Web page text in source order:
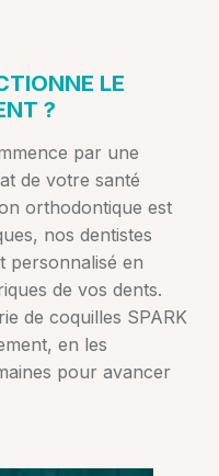
LE
?
par une
de votre santé
orthodontique est
nos dentistes
personnalisé en
de vos dents.
de coquilles SPARK
en les
pour avancer